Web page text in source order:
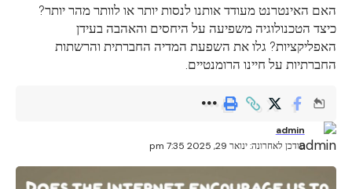
האם האינטרנט מעודד אותנו לנסות יותר או לוותר מהר יותר?
כיצד הטכנולוגיה משפיעה על היחסים והאהבה בעידן
האפליקציות? גלו את השפעת המדיה החברתית והרשתות
החברתיות על חיינו הרומנטיים.
עודכן לאחרונה: ינואר 29, 2025 7:35 pm
admin